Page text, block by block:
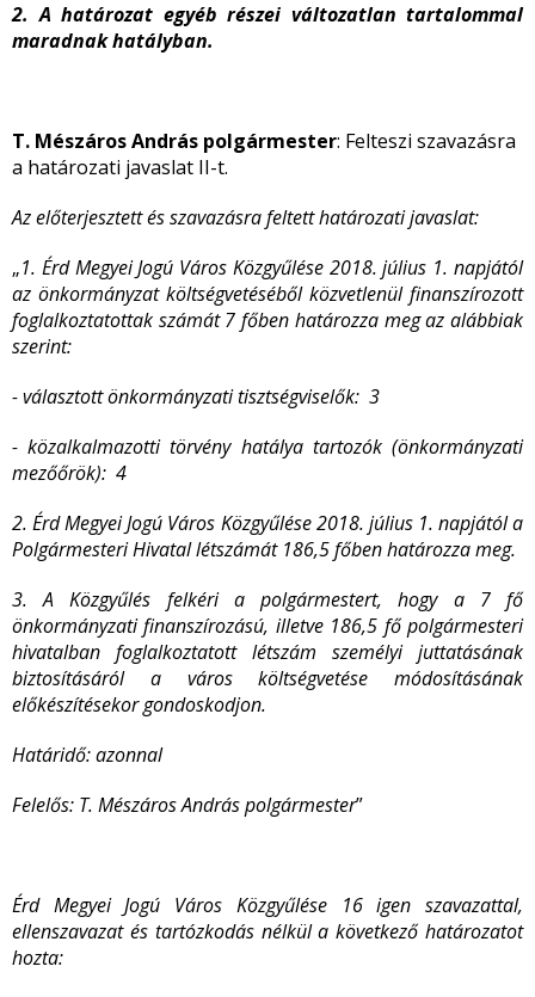
2. A határozat egyéb részei változatlan tartalommal
maradnak hatályban.
T. Mészáros András polgármester: Felteszi szavazásra
a határozati javaslat II-t.
Az előterjesztett és szavazásra feltett határozati javaslat:
„1. Érd Megyei Jogú Város Közgyűlése 2018. július 1. napjától
az önkormányzat költségvetéséből közvetlenül finanszírozott
foglalkoztatottak számát 7 főben határozza meg az alábbiak
szerint:
- választott önkormányzati tisztségviselők: 3
- közalkalmazotti törvény hatálya tartozók (önkormányzati
mezőőrök): 4
2. Érd Megyei Jogú Város Közgyűlése 2018. július 1. napjától a
Polgármesteri Hivatal létszámát 186,5 főben határozza meg.
3. A Közgyűlés felkéri a polgármestert, hogy a 7 fő
önkormányzati finanszírozású, illetve 186,5 fő polgármesteri
hivatalban foglalkoztatott létszám személyi juttatásának
biztosításáról a város költségvetése módosításának
előkészítésekor gondoskodjon.
Határidő: azonnal
Felelős: T. Mészáros András polgármester”
Érd Megyei Jogú Város Közgyűlése 16 igen szavazattal,
ellenszavazat és tartózkodás nélkül a következő határozatot
hozta: